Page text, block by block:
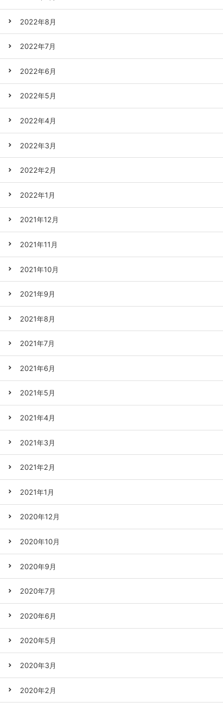
2022年8月
2022年7月
2022年6月
2022年5月
2022年4月
2022年3月
2022年2月
2022年1月
2021年12月
2021年11月
2021年10月
2021年9月
2021年8月
2021年7月
2021年6月
2021年5月
2021年4月
2021年3月
2021年2月
2021年1月
2020年12月
2020年10月
2020年9月
2020年7月
2020年6月
2020年5月
2020年3月
2020年2月